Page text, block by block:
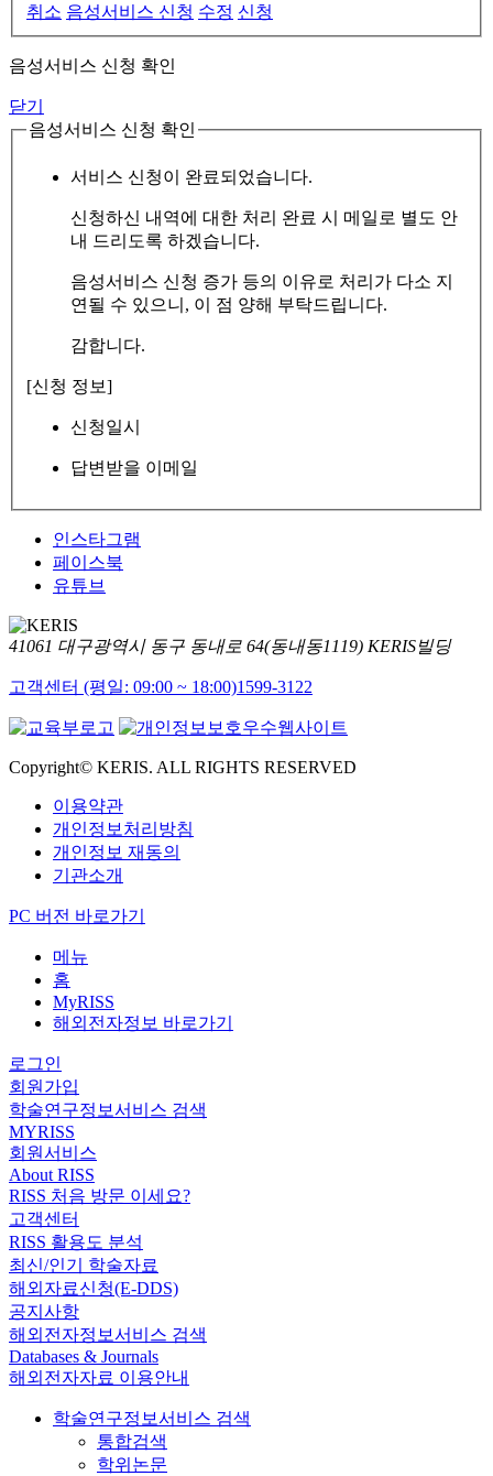
취소 음성서비스 신청 수정 신청
음성서비스 신청 확인
닫기
음성서비스 신청 확인
서비스 신청이 완료되었습니다.
신청하신 내역에 대한 처리 완료 시 메일로 별도 안
내 드리도록 하겠습니다.
음성서비스 신청 증가 등의 이유로 처리가 다소 지
연될 수 있으니, 이 점 양해 부탁드립니다.
감합니다.
[신청 정보]
신청일시
답변받을 이메일
인스타그램
페이스북
유튜브
41061 대구광역시 동구 동내로 64(동내동1119) KERIS빌딩
고객센터 (평일: 09:00 ~ 18:00)1599-3122
Copyright© KERIS. ALL RIGHTS RESERVED
이용약관
개인정보처리방침
개인정보 재동의
기관소개
PC 버전 바로가기
메뉴
홈
MyRISS
해외전자정보 바로가기
로그인
회원가입
학술연구정보서비스 검색
MYRISS
회원서비스
About RISS
RISS 처음 방문 이세요?
고객센터
RISS 활용도 분석
최신/인기 학술자료
해외자료신청(E-DDS)
공지사항
해외전자정보서비스 검색
Databases & Journals
해외전자자료 이용안내
학술연구정보서비스 검색
통합검색
학위논문